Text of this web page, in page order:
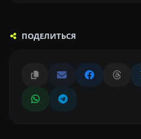
ПОДЕЛИТЬСЯ